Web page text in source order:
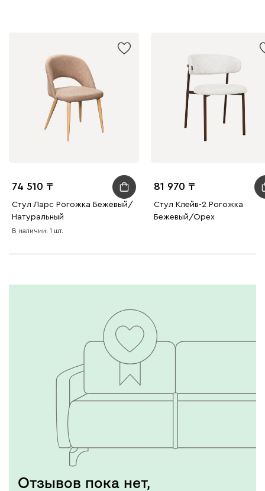
74 510
Стул Ларс Рогожка Бежевый/
Натуральный
В наличии: 1 шт.
81 970
Стул Клейв-2 Рогожка
Бежевый/Орех
Отзывов пока нет,